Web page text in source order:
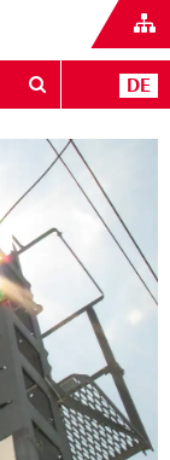
DE